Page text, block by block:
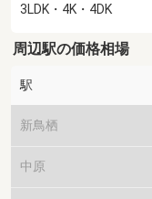
3LDK・4K・4DK
周辺駅の価格相場
駅
新鳥栖
中原